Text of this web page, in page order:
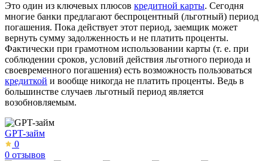
Это один из ключевых плюсов кредитной карты. Сегодня
многие банки предлагают беспроцентный (льготный) период
погашения. Пока действует этот период, заемщик может
вернуть сумму задолженность и не платить проценты.
Фактически при грамотном использовании карты (т. е. при
соблюдении сроков, условий действия льготного периода и
своевременного погашения) есть возможность пользоваться
кредиткой и вообще никогда не платить проценты. Ведь в
большинстве случаев льготный период является
возобновляемым.
GPT-займ
0
0 отзывов